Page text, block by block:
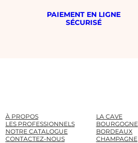
PAIEMENT EN LIGNE
SÉCURISÉ
À PROPOS
LES PROFESSIONNELS
NOTRE CATALOGUE
CONTACTEZ-NOUS
LA CAVE
BOURGOGNE
BORDEAUX
CHAMPAGNE